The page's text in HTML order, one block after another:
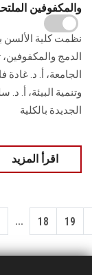
والمكفوفين
نظمت كلية
الدمج
الجامعة، أ. د.
وتنمية البيئة، أ.
الجديدة بالكلية
اقرأ المزيد
... 18 19